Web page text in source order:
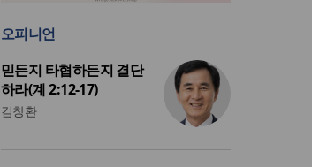
오피니언
믿든지 타협하든지 결단
하라(계 2:12-17)
김창환